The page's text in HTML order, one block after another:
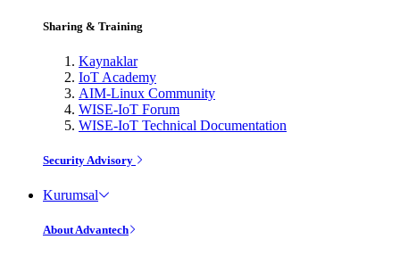
Sharing & Training
Kaynaklar
IoT Academy
AIM-Linux Community
WISE-IoT Forum
WISE-IoT Technical Documentation
Security Advisory
Kurumsal
About Advantech